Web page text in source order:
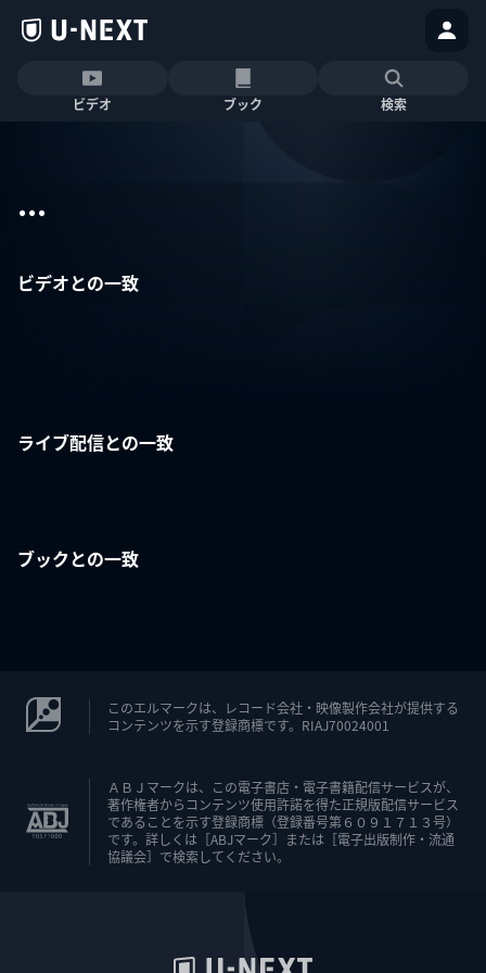
ビデオ ブック 検索
...
ビデオとの一致
ライブ配信との一致
ブックとの一致
このエルマークは、レコード会社・映像製作会社が提供する
コンテンツを示す登録商標です。RIAJ70024001
ＡＢＪマークは、この電子書店・電子書籍配信サービスが、
著作権者からコンテンツ使用許諾を得た正規版配信サービス
であることを示す登録商標（登録番号第６０９１７１３号）
です。詳しくは［ABJマーク］または［電子出版制作・流通
協議会］で検索してください。